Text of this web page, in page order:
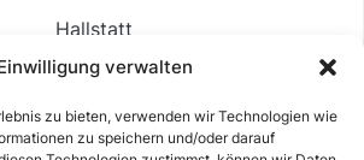
verwalten
zu bieten, verwenden wir Technologien wie
zu speichern und/oder darauf
Hallstatt
Langbathsee
Altausseer See